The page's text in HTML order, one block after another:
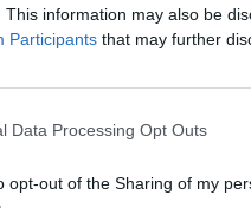
This information may also be
Participants that may further
Data Processing Opt Outs
opt-out of the Sharing of my
este
newsletter y recibe cada
destacado de